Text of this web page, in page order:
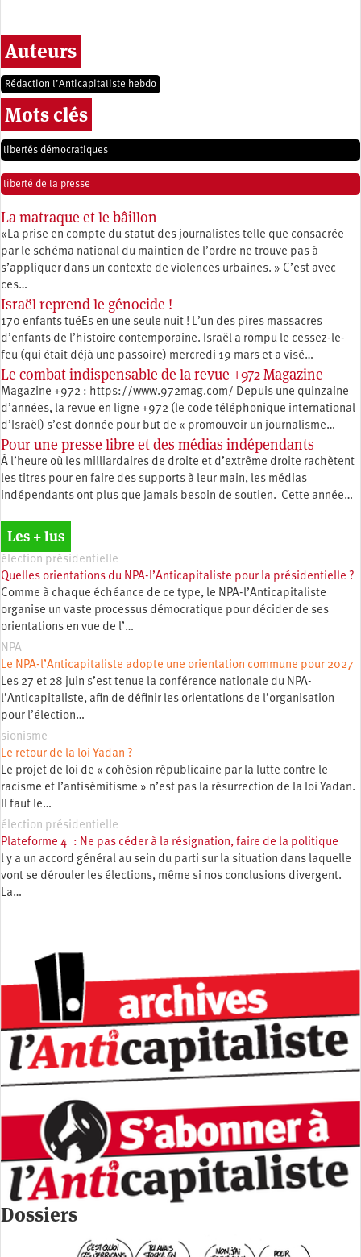
Auteurs
Rédaction l’Anticapitaliste hebdo
Mots clés
libertés démocratiques
liberté de la presse
La matraque et le bâillon
«La prise en compte du statut des journalistes telle que consacrée
par le schéma national du maintien de l’ordre ne trouve pas à
s’appliquer dans un contexte de violences urbaines. » C’est avec
ces…
Israël reprend le génocide !
170 enfants tuéEs en une seule nuit ! L’un des pires massacres
d’enfants de l’histoire contemporaine. Israël a rompu le cessez-le-
feu (qui était déjà une passoire) mercredi 19 mars et a visé…
Le combat indispensable de la revue +972 Magazine
Magazine +972 : https://www.972mag.com/ Depuis une quinzaine
d’années, la revue en ligne +972 (le code téléphonique international
d’Israël) s’est donnée pour but de « promouvoir un journalisme…
Pour une presse libre et des médias indépendants
À l’heure où les milliardaires de droite et d’extrême droite rachètent
les titres pour en faire des supports à leur main, les médias
indépendants ont plus que jamais besoin de soutien. Cette année…
Les + lus
élection présidentielle
Quelles orientations du NPA-l’Anticapitaliste pour la présidentielle ?
Comme à chaque échéance de ce type, le NPA-l’Anticapitaliste
organise un vaste processus démocratique pour décider de ses
orientations en vue de l’…
NPA
Le NPA-l’Anticapitaliste adopte une orientation commune pour 2027
Les 27 et 28 juin s’est tenue la conférence nationale du NPA-
l’Anticapitaliste, afin de définir les orientations de l’organisation
pour l’élection…
sionisme
Le retour de la loi Yadan ?
Le projet de loi de « cohésion républicaine par la lutte contre le
racisme et l’antisémitisme » n’est pas la résurrection de la loi Yadan.
Il faut le…
élection présidentielle
Plateforme 4 : Ne pas céder à la résignation, faire de la politique
l y a un accord général au sein du parti sur la situation dans laquelle
vont se dérouler les élections, même si nos conclusions divergent.
La…
Dossiers